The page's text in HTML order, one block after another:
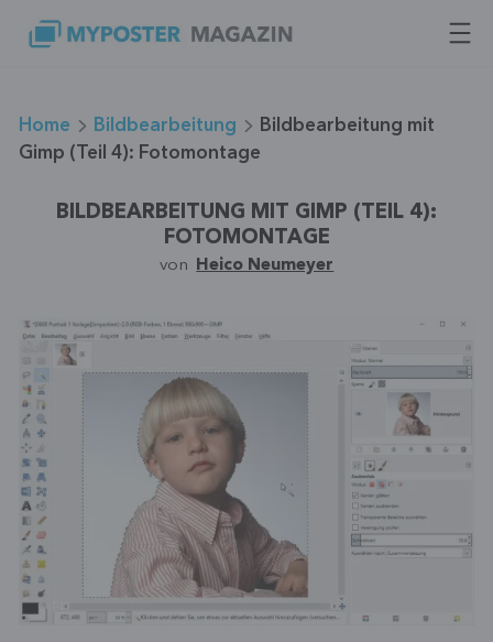
Inhalt
springen
Home Bildbearbeitung
Bildbearbeitung mit
Gimp (Teil 4): Fotomontage
BILDBEARBEITUNG MIT GIMP (TEIL 4):
FOTOMONTAGE
von Heico Neumeyer